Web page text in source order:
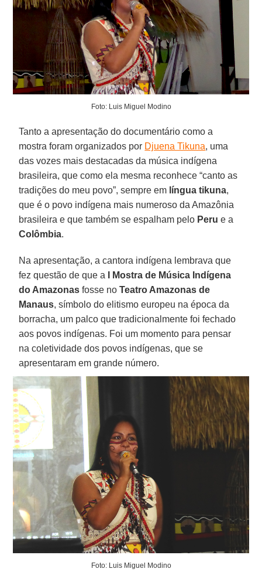
Foto: Luis Miguel Modino
Tanto a apresentação do documentário como a
mostra foram organizados por Djuena Tikuna, uma
das vozes mais destacadas da música indígena
brasileira, que como ela mesma reconhece “canto as
tradições do meu povo”, sempre em língua tikuna,
que é o povo indígena mais numeroso da Amazônia
brasileira e que também se espalham pelo Peru e a
Colômbia.
Na apresentação, a cantora indígena lembrava que
fez questão de que a
I Mostra de Música Indígena
do Amazonas fosse noTeatro Amazonas de
Manaus, símbolo do elitismo europeu na época da
borracha, um palco que tradicionalmente foi fechado
aos povos indígenas. Foi um momento para pensar
na coletividade dos povos indígenas, que se
apresentaram em grande número.
Foto: Luis Miguel Modino